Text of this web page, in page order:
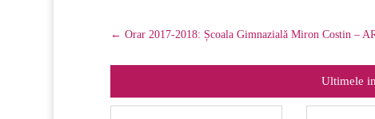
← Orar 2017-2018: Școala Gimnazială Miron Costin –
Ultimele